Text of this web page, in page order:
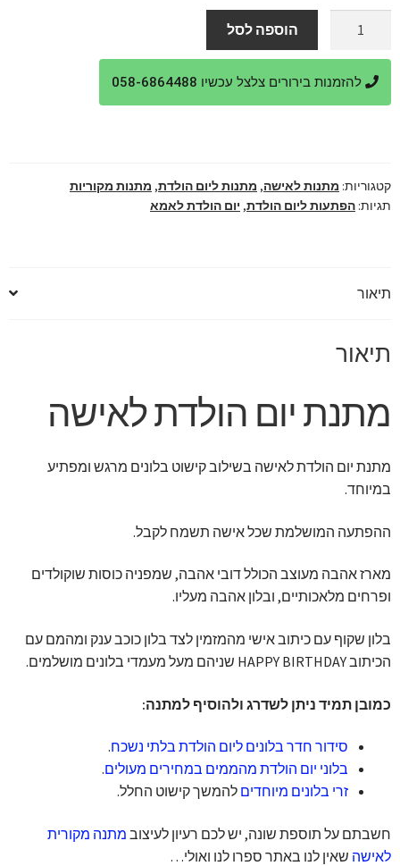
היה:
₪499.
הוא:
₪459.
מתנת
יום
הולדת
הוספה לסל
להזמנות בירורים צלצל עכשיו 058-6864488
קטגוריות: מתנות לאישה, מתנות ליום הולדת, מתנות מקוריות
תגיות: הפתעות ליום הולדת, יום הולדת לאמא
תיאור
תיאור
מתנת יום הולדת לאישה
מתנת יום הולדת לאישה בשילוב קישוט בלונים מרגש ומפתיע
במיוחד.
ההפתעה המושלמת שכל אישה תשמח לקבל.
מארז אהבה מעוצב הכולל דובי אהבה, שמפניה כוסות שוקולדים
ופרחים מלאכותיים, ובלון אהבה מעליו.
בלון שקוף עם כיתוב אישי מהמזמין לצד בלון כוכב ענק ומהמם עם
הכיתוב HAPPY BIRTHDAY שניהם מעל מעמדי בלונים מושלמים.
כמובן תמיד ניתן לשדרג ולהוסיף למתנה:
סידור חדר בלונים ליום הולדת בלתי נשכח.
בלוני יום הולדת מהממים במחירים מעולים.
זרי בלונים מיוחדים להמשך קישוט החלל.
חשבתם על תוספת שונה, יש לכם רעיון לעיצוב מתנה מקורית
לאישה שאין לנו באתר ספרו לנו ואולי…